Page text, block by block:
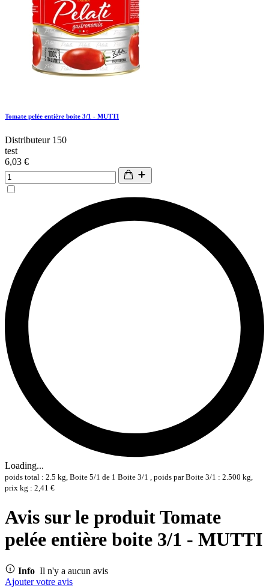
Tomate pelée entière boite 3/1 - MUTTI
Distributeur 150
test
6,03 €
Loading...
poids total : 2.5 kg, Boite 5/1 de 1 Boite 3/1 , poids par Boite 3/1 : 2.500 kg,
prix kg : 2,41 €
Avis sur le produit Tomate
pelée entière boite 3/1 - MUTTI
Info Il n'y a aucun avis
Ajouter votre avis